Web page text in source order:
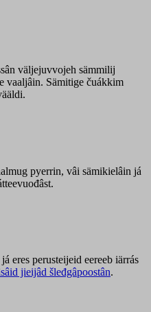
väljejuvvojeh sämmilij
vaaljâin. Sämitige čuákkim
pyerrin, vâi sämikielâin já
eres perusteijeid eereeb iärrás
jieijâd šleđgâpoostân.